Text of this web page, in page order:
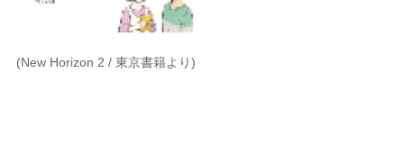
(New Horizon 2 / 東京書籍より)